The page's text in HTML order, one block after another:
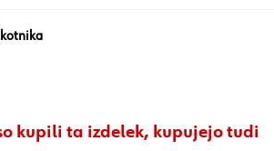
kupili ta izdelek, kupujejo tudi